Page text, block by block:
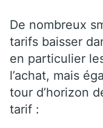
De nombreux
tarifs baisser
en particulier
l’achat, mais
tour d’horizon
tarif :